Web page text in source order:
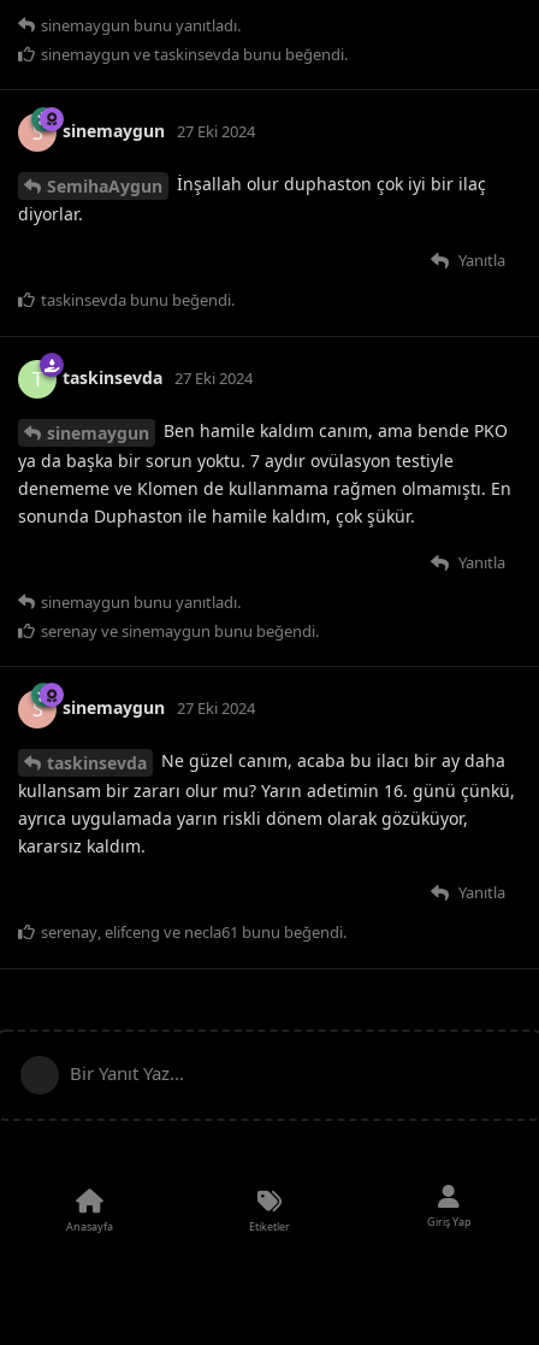
sinemaygun bunu yanıtladı.
sinemaygun vetaskinsevda bunu beğendi.
S sinemaygun 27 Eki 2024
SemihaAygun
İnşallah olur duphaston çok iyi bir ilaç
diyorlar.
Yanıtla
taskinsevda bunu beğendi.
T taskinsevda 27 Eki 2024
sinemaygun
Ben hamile kaldım canım, ama bende PKO
ya da başka bir sorun yoktu. 7 aydır ovülasyon testiyle
denememe ve Klomen de kullanmama rağmen olmamıştı. En
sonunda Duphaston ile hamile kaldım, çok şükür.
Yanıtla
sinemaygun bunu yanıtladı.
serenayvesinemaygun bunu beğendi.
S sinemaygun 27 Eki 2024
taskinsevda
Ne güzel canım, acaba bu ilacı bir ay daha
kullansam bir zararı olur mu? Yarın adetimin 16. günü çünkü,
ayrıca uygulamada yarın riskli dönem olarak gözüküyor,
kararsız kaldım.
Yanıtla
serenay elifceng ve necla61 bunu beğendi.
Bir Yanıt Yaz...
Anasayfa Etiketler Giriş Yap